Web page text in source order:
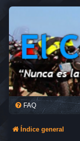
FAQ
Índice general